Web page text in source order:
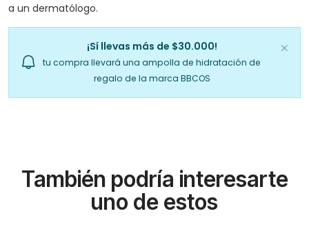
a un dermatólogo.
¡Sí llevas más de $30.000!
tu compra llevará una ampolla de hidratación de
regalo de la marca BBCOS
También podría interesarte
uno de estos